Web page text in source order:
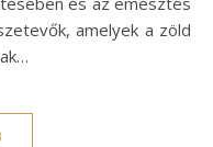
amelyek a zöld